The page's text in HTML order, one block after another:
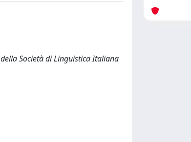
Società di Linguistica Italiana